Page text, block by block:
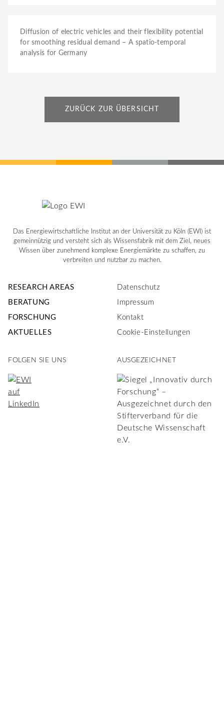
Diffusion of electric vehicles and their flexibility potential
for smoothing residual demand – A spatio-temporal
analysis for Germany
ZURÜCK ZUR ÜBERSICHT
Das Energiewirtschaftliche Institut an der Universität zu Köln (EWI) ist
gemeinnützig und versteht sich als Wissensfabrik mit dem Ziel, neues
Wissen über zunehmend komplexe Energiemärkte zu schaffen, zu
verbreiten und nutzbar zu machen.
RESEARCH AREAS
BERATUNG
FORSCHUNG
AKTUELLES
Datenschutz
Impressum
Kontakt
Cookie-Einstellungen
FOLGEN SIE UNS AUSGEZEICHNET